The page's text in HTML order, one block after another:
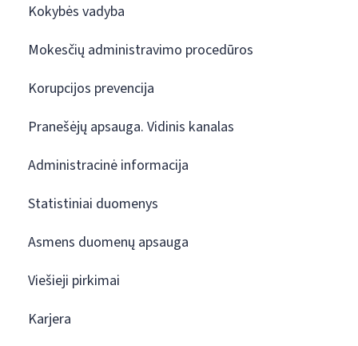
Kokybės vadyba
Mokesčių administravimo procedūros
Korupcijos prevencija
Pranešėjų apsauga. Vidinis kanalas
Administracinė informacija
Statistiniai duomenys
Asmens duomenų apsauga
Viešieji pirkimai
Karjera